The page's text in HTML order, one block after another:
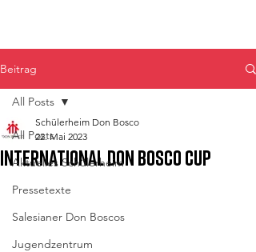
Beitrag
All Posts
Aktuelles Schülerheim
Pressetexte
Salesianer Don Boscos
Jugendzentrum
All Posts
International Don Bosco Cup
Schülerheim Don Bosco
22. Mai 2023